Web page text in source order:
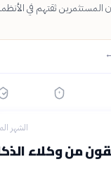
ثقتهم في الأنظمة
الشهر الماضي
من وكلاء الذكاء